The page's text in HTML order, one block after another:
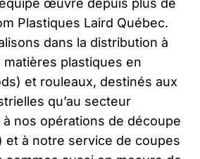
Plastiques Laird Québec.
dans la distribution à
plastiques en
et rouleaux, destinés aux
qu’au secteur
à nos opérations de découpe
et à notre service de coupes